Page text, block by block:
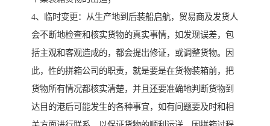
4、临时变更：从生产地到后装船启航，贸易商及发货人
会不断地检查和核实货物的真实事情，如发现误差，包
括主观和客观造成的，都会提出修证，或调整货物。因
此，性的拼箱公司的职责，就是要是在货物装箱前，把
货物所有情况都核实清楚，并且还要准确地判断货物到
达目的港后可能发生的各种事宜，如有问题要及时和相